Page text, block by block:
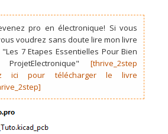
pro en électronique! Si vous
voudrez sans doute lire mon livre
7 Etapes Essentielles Pour Bien
ProjetElectronique"[thrive_2step
ici pour télécharger le livre